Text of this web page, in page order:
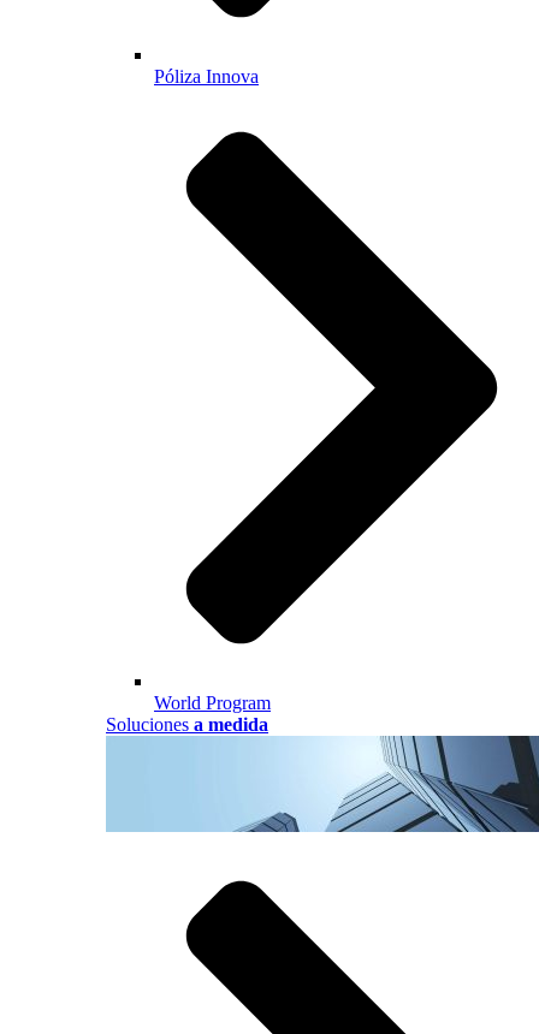
Póliza Innova
World Program
Soluciones a medida